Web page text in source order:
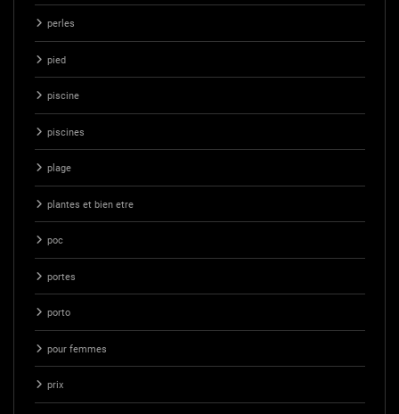
perles
pied
piscine
piscines
plage
plantes et bien etre
poc
portes
porto
pour femmes
prix